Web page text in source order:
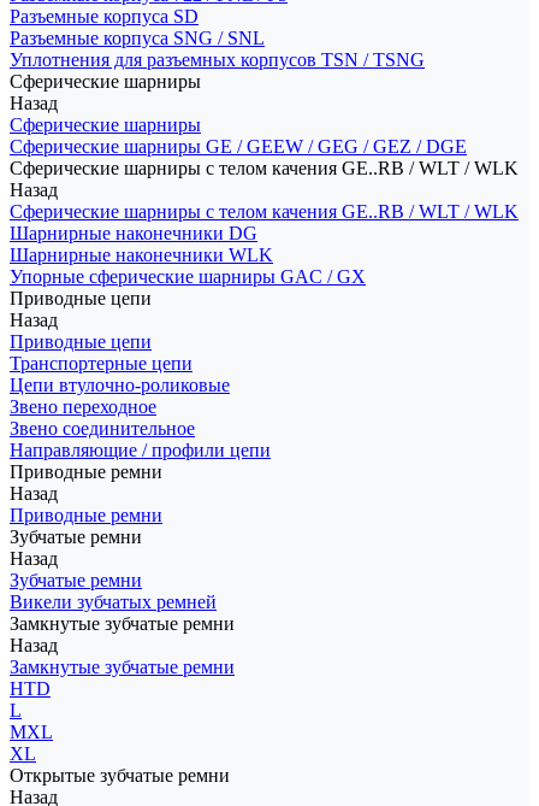
Разъемные корпуса SD
Разъемные корпуса SNG / SNL
Уплотнения для разъемных корпусов TSN / TSNG
Сферические шарниры
Назад
Сферические шарниры
Сферические шарниры GE / GEEW / GEG / GEZ / DGE
Сферические шарниры с телом качения GE..RB / WLT / WLK
Назад
Сферические шарниры с телом качения GE..RB / WLT / WLK
Шарнирные наконечники DG
Шарнирные наконечники WLK
Упорные сферические шарниры GAC / GX
Приводные цепи
Назад
Приводные цепи
Транспортерные цепи
Цепи втулочно-роликовые
Звено переходное
Звено соединительное
Направляющие / профили цепи
Приводные ремни
Назад
Приводные ремни
Зубчатые ремни
Назад
Зубчатые ремни
Викели зубчатых ремней
Замкнутые зубчатые ремни
Назад
Замкнутые зубчатые ремни
HTD
L
MXL
XL
Открытые зубчатые ремни
Назад